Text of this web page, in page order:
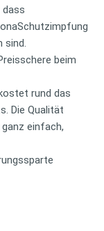
dass
sind.
beim
rund das
Die Qualität
einfach,